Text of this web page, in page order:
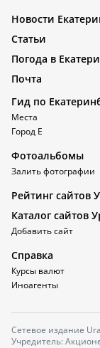
Новости
Статьи
Погода в
Почта
Гид по
Места
Город Е
Фотоальбомы
Залить фотографии
Рейтинг сайтов
Каталог сайтов
Добавить сайт
Справка
Курсы валют
Иноагенты
Сетевое издание
Учредитель: